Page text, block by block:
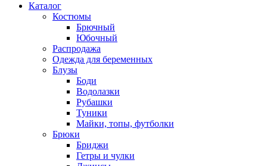
Каталог
Костюмы
Брючный
Юбочный
Распродажа
Одежда для беременных
Блузы
Боди
Водолазки
Рубашки
Туники
Майки, топы, футболки
Брюки
Бриджи
Гетры и чулки